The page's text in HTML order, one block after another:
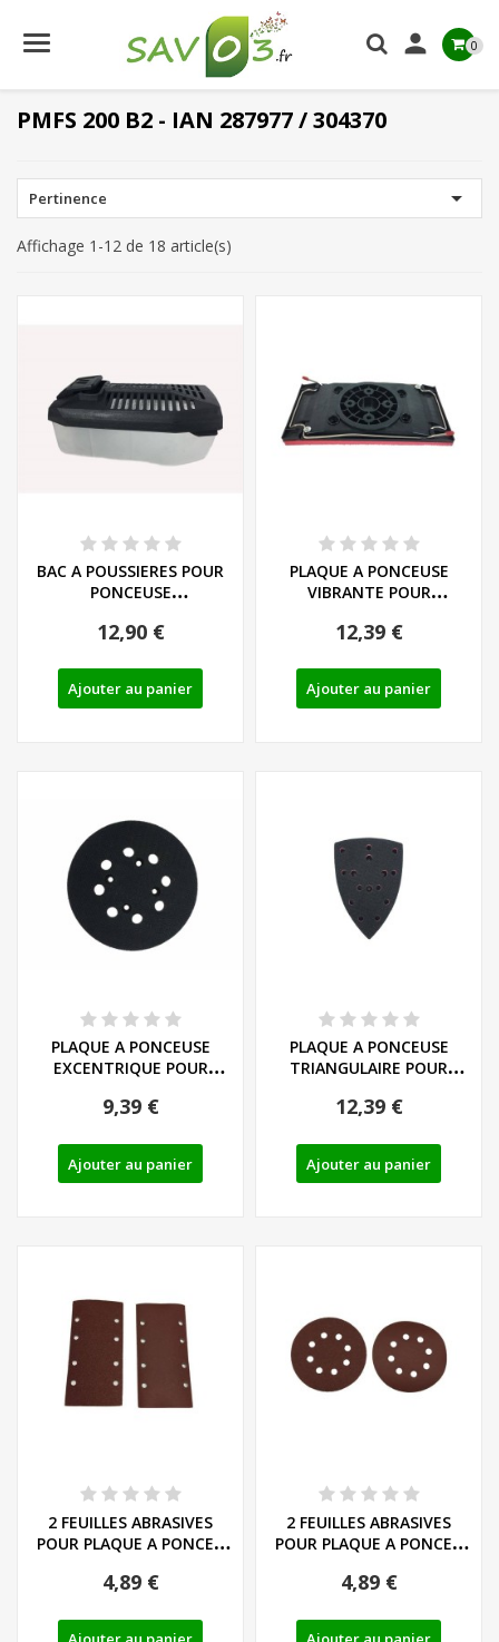
 0
PMFS 200 B2 - IAN 287977 / 304370
Pertinence 
Affichage 1-12 de 18 article(s)
BAC A POUSSIERES POUR
PONCEUSE
12,90 €
Ajouter au panier
PLAQUE A PONCEUSE
VIBRANTE POUR
MULTIFONCTION 3...
12,39 €
Ajouter au panier
PLAQUE A PONCEUSE
EXCENTRIQUE POUR
PMFS...
9,39 €
Ajouter au panier
PLAQUE A PONCEUSE
TRIANGULAIRE POUR
12,39 €
Ajouter au panier
2 FEUILLES ABRASIVES
POUR PLAQUE A PONCER
4,89 €
2 FEUILLES ABRASIVES
POUR PLAQUE A PONCER
4,89 €